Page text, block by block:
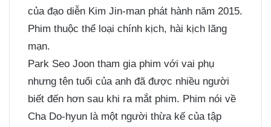
của đạo diễn Kim Jin-man phát hành năm 2015.
Phim thuộc thể loại chính kịch, hài kịch lãng
mạn.
Park Seo Joon tham gia phim với vai phụ
nhưng tên tuổi của anh đã được nhiều người
biết đến hơn sau khi ra mắt phim. Phim nói về
Cha Do-hyun là một người thừa kế của tập